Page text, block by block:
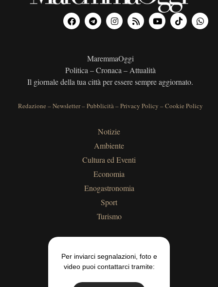
MaremmaOggi
Politica – Cronaca – Attualità
Il giornale della tua città per essere sempre aggiornato.
Redazione –Newsletter–Pubblicità–Privacy Policy –Cookie Policy
Notizie
Ambiente
Cultura ed Eventi
Economia
Enogastronomia
Sport
Turismo
Per inviarci segnalazioni, foto e
video puoi contattarci tramite: